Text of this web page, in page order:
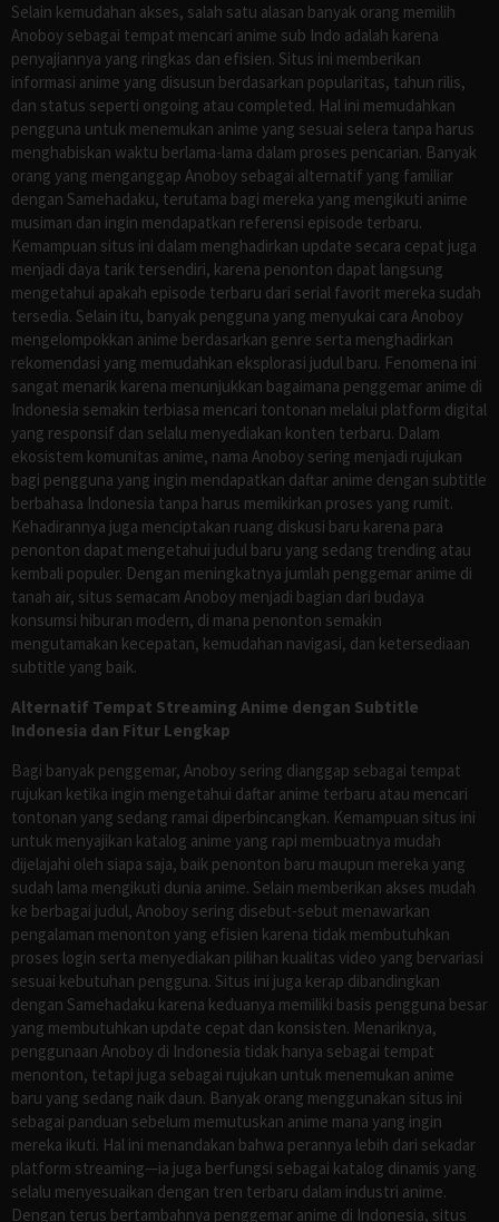
Selain kemudahan akses, salah satu alasan banyak orang memilih
Anoboy sebagai tempat mencari anime sub Indo adalah karena
penyajiannya yang ringkas dan efisien. Situs ini memberikan
informasi anime yang disusun berdasarkan popularitas, tahun rilis,
dan status seperti ongoing atau completed. Hal ini memudahkan
pengguna untuk menemukan anime yang sesuai selera tanpa harus
menghabiskan waktu berlama-lama dalam proses pencarian. Banyak
orang yang menganggap Anoboy sebagai alternatif yang familiar
dengan Samehadaku, terutama bagi mereka yang mengikuti anime
musiman dan ingin mendapatkan referensi episode terbaru.
Kemampuan situs ini dalam menghadirkan update secara cepat juga
menjadi daya tarik tersendiri, karena penonton dapat langsung
mengetahui apakah episode terbaru dari serial favorit mereka sudah
tersedia. Selain itu, banyak pengguna yang menyukai cara Anoboy
mengelompokkan anime berdasarkan genre serta menghadirkan
rekomendasi yang memudahkan eksplorasi judul baru. Fenomena ini
sangat menarik karena menunjukkan bagaimana penggemar anime di
Indonesia semakin terbiasa mencari tontonan melalui platform digital
yang responsif dan selalu menyediakan konten terbaru. Dalam
ekosistem komunitas anime, nama Anoboy sering menjadi rujukan
bagi pengguna yang ingin mendapatkan daftar anime dengan subtitle
berbahasa Indonesia tanpa harus memikirkan proses yang rumit.
Kehadirannya juga menciptakan ruang diskusi baru karena para
penonton dapat mengetahui judul baru yang sedang trending atau
kembali populer. Dengan meningkatnya jumlah penggemar anime di
tanah air, situs semacam Anoboy menjadi bagian dari budaya
konsumsi hiburan modern, di mana penonton semakin
mengutamakan kecepatan, kemudahan navigasi, dan ketersediaan
subtitle yang baik.
Alternatif Tempat Streaming Anime dengan Subtitle
Indonesia dan Fitur Lengkap
Bagi banyak penggemar, Anoboy sering dianggap sebagai tempat
rujukan ketika ingin mengetahui daftar anime terbaru atau mencari
tontonan yang sedang ramai diperbincangkan. Kemampuan situs ini
untuk menyajikan katalog anime yang rapi membuatnya mudah
dijelajahi oleh siapa saja, baik penonton baru maupun mereka yang
sudah lama mengikuti dunia anime. Selain memberikan akses mudah
ke berbagai judul, Anoboy sering disebut-sebut menawarkan
pengalaman menonton yang efisien karena tidak membutuhkan
proses login serta menyediakan pilihan kualitas video yang bervariasi
sesuai kebutuhan pengguna. Situs ini juga kerap dibandingkan
dengan Samehadaku karena keduanya memiliki basis pengguna besar
yang membutuhkan update cepat dan konsisten. Menariknya,
penggunaan Anoboy di Indonesia tidak hanya sebagai tempat
menonton, tetapi juga sebagai rujukan untuk menemukan anime
baru yang sedang naik daun. Banyak orang menggunakan situs ini
sebagai panduan sebelum memutuskan anime mana yang ingin
mereka ikuti. Hal ini menandakan bahwa perannya lebih dari sekadar
platform streaming—ia juga berfungsi sebagai katalog dinamis yang
selalu menyesuaikan dengan tren terbaru dalam industri anime.
Dengan terus bertambahnya penggemar anime di Indonesia, situs